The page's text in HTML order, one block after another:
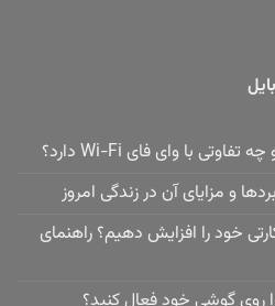
و مزایای آن در زندگی امروز
خود را افزایش دهیم؟ راهنمای